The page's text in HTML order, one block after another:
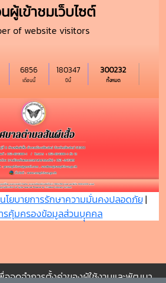
ผู้เข้าชมเว็บไซต์
of website visitors
เดือนนี้
6856
ปีนี้
180347
ทั้งหมด
300232
นโยบายการรักษาความมั่นคงปลอดภัย|
รคุ้มครองข้อมูลส่วนบุุคคล
อจดจำการตั้งค่าของผู้ใช้งานและพัฒนา